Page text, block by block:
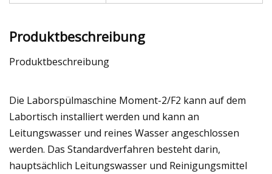
Produktbeschreibung
Produktbeschreibung
Die Laborspülmaschine Moment-2/F2 kann auf dem
Labortisch installiert werden und kann an
Leitungswasser und reines Wasser angeschlossen
werden. Das Standardverfahren besteht darin,
hauptsächlich Leitungswasser und Reinigungsmittel